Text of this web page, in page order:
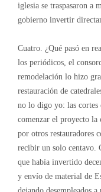
iglesia se traspasaron a
gobierno invertir
Cuatro. ¿Qué pasó en
los periódicos, el
remodelación lo hizo
restauración de
no lo digo yo: las cortes
comenzar el proyecto la
por otros restauradores
recibir un solo centavo.
que había invertido
y envío de material de